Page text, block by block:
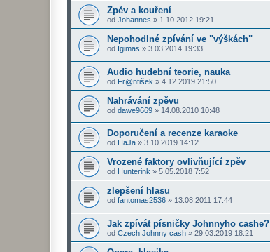
Zpěv a kouření
od Johannes » 1.10.2012 19:21
Nepohodlné zpívání ve "výškách"
od Igimas » 3.03.2014 19:33
Audio hudební teorie, nauka
od Fr@ntišek » 4.12.2019 21:50
Nahrávání zpěvu
od dawe9669 » 14.08.2010 10:48
Doporučení a recenze karaoke
od HaJa » 3.10.2019 14:12
Vrozené faktory ovlivňující zpěv
od Hunterink » 5.05.2018 7:52
zlepšení hlasu
od fantomas2536 » 13.08.2011 17:44
Jak zpívát písničky Johnnyho cashe?
od Czech Johnny cash » 29.03.2019 18:21